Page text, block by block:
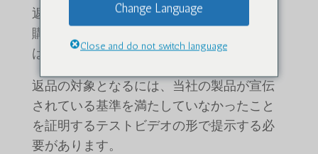
返金・返品ポリシーは30日間有効です。ご
購入から30日を過ぎた場合、全額返金また
は交換はいたしかねます。
返品の対象となるには、当社の製品が宣伝
されている基準を満たしていなかったこと
を証明するテストビデオの形で提示する必
要があります。
Change Language
Close and do not switch language